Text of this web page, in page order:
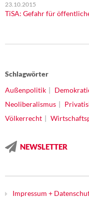
23.10.2015
TiSA: Gefahr für
Schlagwörter
Außenpolitik
Neoliberalismus
Völkerrecht
NEWSLETTER
Impressum +